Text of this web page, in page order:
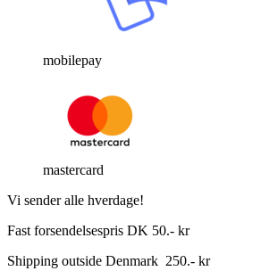
mobilepay
mastercard
Vi sender alle hverdage!
Fast forsendelsespris DK 50.- kr
Shipping outside Denmark 250.- kr